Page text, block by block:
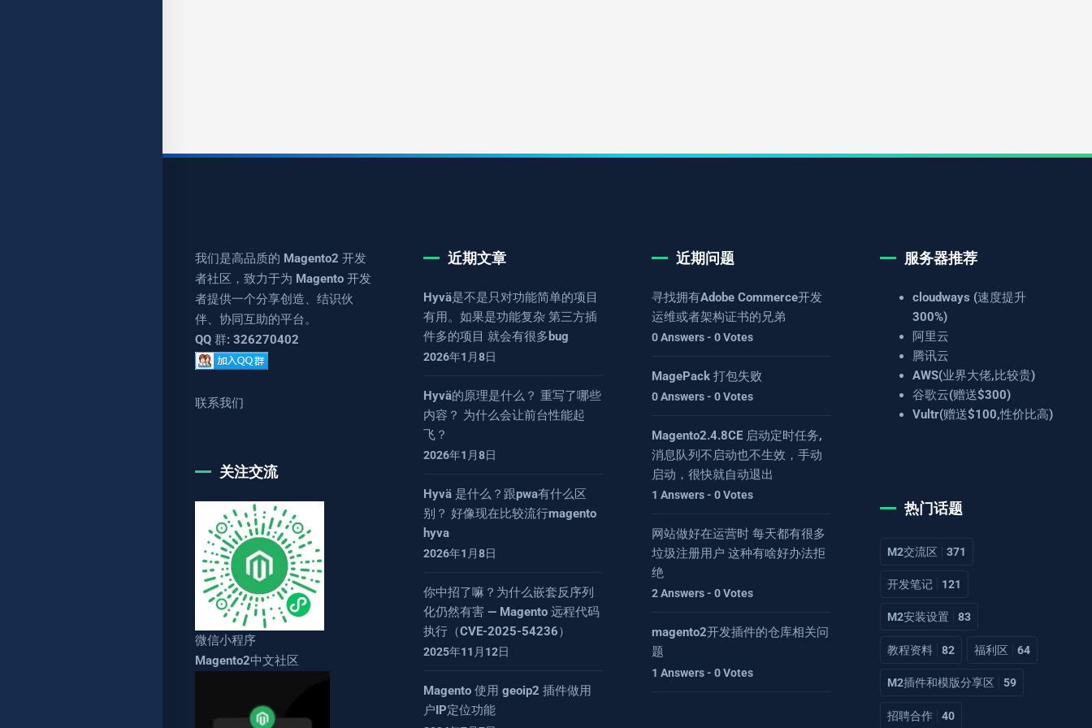
我们是高品质的 Magento2 开发
者社区，致力于为 Magento 开发
者提供一个分享创造、结识伙
伴、协同互助的平台。
QQ 群: 326270402
联系我们
关注交流
微信小程序
Magento2中文社区
近期文章
Hyvä是不是只对功能简单的项目
有用。如果是功能复杂 第三方插
件多的项目 就会有很多bug
2026年1月8日
Hyvä的原理是什么？ 重写了哪些
内容？ 为什么会让前台性能起
飞？
2026年1月8日
Hyvä 是什么？跟pwa有什么区
别？ 好像现在比较流行magento
hyva
2026年1月8日
你中招了嘛？为什么嵌套反序列
化仍然有害 — Magento 远程代码
执行（CVE-2025-54236）
2025年11月12日
Magento 使用 geoip2 插件做用
户IP定位功能
近期问题
寻找拥有Adobe Commerce开发
运维或者架构证书的兄弟
0 Answers - 0 Votes
MagePack 打包失败
0 Answers - 0 Votes
Magento2.4.8CE 启动定时任务,
消息队列不启动也不生效，手动
启动，很快就自动退出
1 Answers - 0 Votes
网站做好在运营时 每天都有很多
垃圾注册用户 这种有啥好办法拒
绝
2 Answers - 0 Votes
magento2开发插件的仓库相关问
题
1 Answers - 0 Votes
服务器推荐
cloudways (速度提升
300%)
阿里云
腾讯云
AWS(业界大佬,比较贵)
谷歌云(赠送$300)
Vultr(赠送$100,性价比高)
热门话题
M2交流区 371
开发笔记 121
M2安装设置 83
教程资料 82 福利区 64
M2插件和模版分享区 59
招聘合作 40